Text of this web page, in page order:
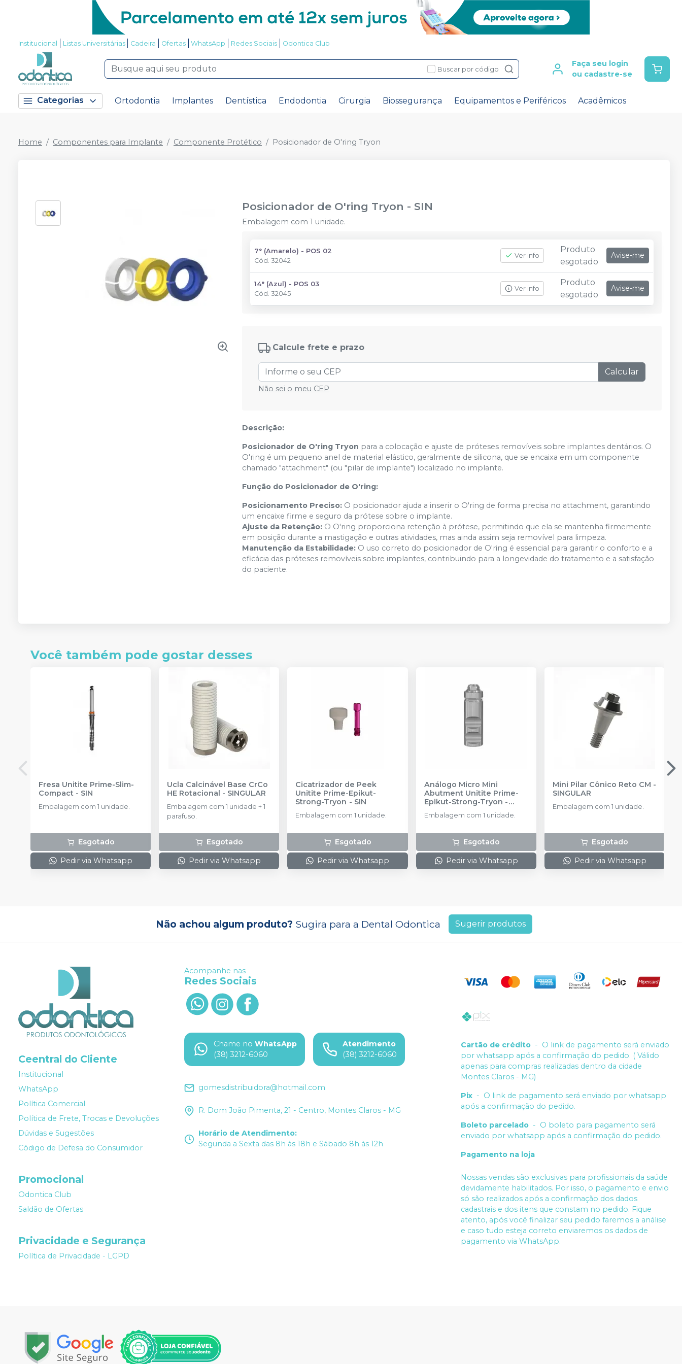
Institucional Listas Universitárias Cadeira Ofertas WhatsApp Redes Sociais Odontica Club
Buscar por código
Faça seu login
ou cadastre-se
Categorias Ortodontia Implantes Dentística Endodontia Cirurgia Biossegurança Equipamentos e Periféricos Acadêmicos
Home Componentes para Implante Componente Protético Posicionador de O'ring Tryon
Posicionador de O'ring Tryon - SIN
Embalagem com 1 unidade.
7° (Amarelo) - POS 02
Cód.32042
Ver info
Produto
esgotado
Avise-me
14° (Azul) - POS 03
Cód.32045
Ver info
Produto
esgotado
Avise-me
Calcule frete e prazo
Calcular
Não sei o meu CEP
Descrição:
Posicionador de O'ring Tryon para a colocação e ajuste de próteses removíveis sobre implantes dentários. O
O'ring é um pequeno anel de material elástico, geralmente de silicona, que se encaixa em um componente
chamado "attachment" (ou "pilar de implante") localizado no implante.
Função do Posicionador de O'ring:
Posicionamento Preciso: O posicionador ajuda a inserir o O'ring de forma precisa no attachment, garantindo
um encaixe firme e seguro da prótese sobre o implante.
Ajuste da Retenção: O O'ring proporciona retenção à prótese, permitindo que ela se mantenha firmemente
em posição durante a mastigação e outras atividades, mas ainda assim seja removível para limpeza.
Manutenção da Estabilidade: O uso correto do posicionador de O'ring é essencial para garantir o conforto e a
eficácia das próteses removíveis sobre implantes, contribuindo para a longevidade do tratamento e a satisfação
do paciente.
Você também pode gostar desses
Fresa Unitite Prime-Slim-
Compact - SIN
Embalagem com 1 unidade.
Esgotado
Pedir via Whatsapp
Ucla Calcinável Base CrCo
HE Rotacional - SINGULAR
Embalagem com 1 unidade + 1
parafuso.
Esgotado
Pedir via Whatsapp
Cicatrizador de Peek
Unitite Prime-Epikut-
Strong-Tryon - SIN
Embalagem com 1 unidade.
Esgotado
Pedir via Whatsapp
Análogo Micro Mini
Abutment Unitite Prime-
Epikut-Strong-Tryon -
Embalagem com 1 unidade.
Esgotado
Pedir via Whatsapp
Mini Pilar Cônico Reto CM -
SINGULAR
Embalagem com 1 unidade.
Esgotado
Pedir via Whatsapp
Não achou algum produto? Sugira para a Dental Odontica Sugerir produtos
Ceentral do Cliente
Institucional
WhatsApp
Política Comercial
Política de Frete, Trocas e Devoluções
Dúvidas e Sugestões
Código de Defesa do Consumidor
Promocional
Odontica Club
Saldão de Ofertas
Privacidade e Segurança
Política de Privacidade - LGPD
Acompanhe nas
Redes Sociais
Chame no WhatsApp
(38) 3212-6060
Atendimento
(38) 3212-6060
gomesdistribuidora@hotmail.com
R. Dom João Pimenta, 21 - Centro, Montes Claros - MG
Horário de Atendimento:
Segunda a Sexta das 8h às 18h e Sábado 8h às 12h
Cartão de crédito - O link de pagamento será enviado
por whatsapp após a confirmação do pedido. ( Válido
apenas para compras realizadas dentro da cidade
Montes Claros - MG)
Pix - O link de pagamento será enviado por whatsapp
após a confirmação do pedido.
Boleto parcelado - O boleto para pagamento será
enviado por whatsapp após a confirmação do pedido.
Pagamento na loja
Nossas vendas são exclusivas para profissionais da saúde
devidamente habilitados. Por isso, o pagamento e envio
só são realizados após a confirmação dos dados
cadastrais e dos itens que constam no pedido. Fique
atento, após você finalizar seu pedido faremos a análise
e caso tudo esteja correto enviaremos os dados de
pagamento via WhatsApp.